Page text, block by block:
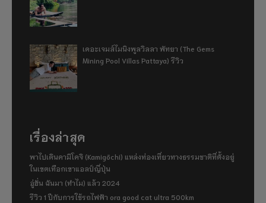
เดอะเจมส์ไมนิงพูลวิลลา พัทยา (The Gems
Mining Pool Villas Pattaya) รีวิว
เรื่องล่าสุด
พาไปเดินคามิโคจิ (Kamigōchi) แหล่งท่องเที่ยวทางธรรมชาติที่ตั้งอยู่
ในเขตเทือกเขาแอลป์ญี่ปุ่น
อู่ฮั่น ฉันมา (ทำไม) แล้ว 2024
รีวิว 1 ปีกับการใช้รถไฟฟ้า ora good cat ultra 500km